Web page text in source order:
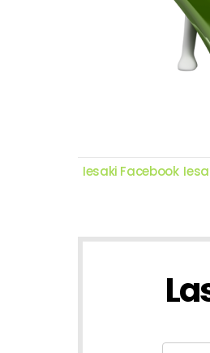
Iesaki Facebook
NEWSLETTER